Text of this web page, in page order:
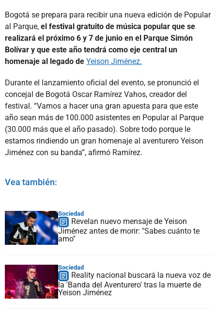
Bogotá se prepara para recibir una nueva edición de Popular
al Parque, el festival gratuito de música popular que se
realizará el próximo 6 y 7 de junio en el Parque Simón
Bolívar y que este año tendrá como eje central un
homenaje al legado de Yeison Jiménez.
Durante el lanzamiento oficial del evento, se pronunció el
concejal de Bogotá Oscar Ramírez Vahos, creador del
festival. “Vamos a hacer una gran apuesta para que este
año sean más de 100.000 asistentes en Popular al Parque
(30.000 más que el año pasado). Sobre todo porque le
estamos rindiendo un gran homenaje al aventurero Yeison
Jiménez con su banda”, afirmó Ramírez.
Vea también:
Sociedad
Revelan nuevo mensaje de Yeison
Jiménez antes de morir: "Sabes cuánto te
amo"
Sociedad
Reality nacional buscará la nueva voz de
la 'Banda del Aventurero' tras la muerte de
Yeison Jiménez